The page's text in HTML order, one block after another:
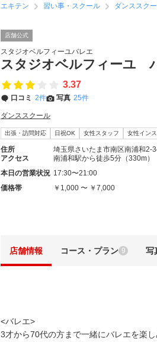
エキテン 習い事・スクール ダンススク
店舗公式
スタジオベルフィーユバレエ
スタジオベルフィーユ
3.37
口コミ 2件 写真 25件
ダンススクール
出張・訪問対応 日祝OK 女性スタッフ 女性イン
住所
埼玉県さいたま市南区南浦和2-
アクセス
南浦和駅から徒歩5分（330m）
本日の営業状況 17:30〜21:00
価格帯
￥1,000 〜 ￥7,000
店舗情報 コース・プラン 9 写
<バレエ>
3才から70代の方まで一緒にバレエを楽